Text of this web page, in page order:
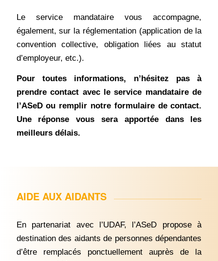
Le service mandataire vous accompagne,
également, sur la réglementation (application de la
convention collective, obligation liées au statut
d’employeur, etc.).
Pour toutes informations, n’hésitez pas à
prendre contact avec le service mandataire de
l’ASeD ou remplir notre formulaire de contact.
Une réponse vous sera apportée dans les
meilleurs délais.
AIDE AUX AIDANTS
En partenariat avec l’UDAF, l’ASeD propose à
destination des aidants de personnes dépendantes
d’être remplacés ponctuellement auprès de la